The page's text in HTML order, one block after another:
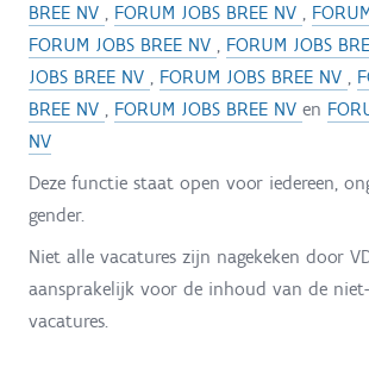
BREE NV FORUM JOBS BREE NV
FORUM JOBS BREE NV
FORUM JOBS
JOBS BREE NV
FORUM JOBS BREE NV
BREE NV
FORUM JOBS BREE NV en
NV
Deze functie staat open voor iedereen,
gender.
Niet alle vacatures zijn nagekeken door
aansprakelijk voor de inhoud van de niet-
vacatures.